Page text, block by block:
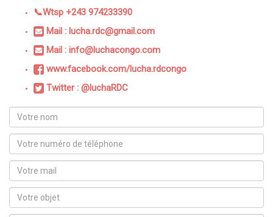
📞Wtsp +243 974233390
Mail : lucha.rdc@gmail.com
Mail : info@luchacongo.com
www.facebook.com/lucha.rdcongo
Twitter : @luchaRDC